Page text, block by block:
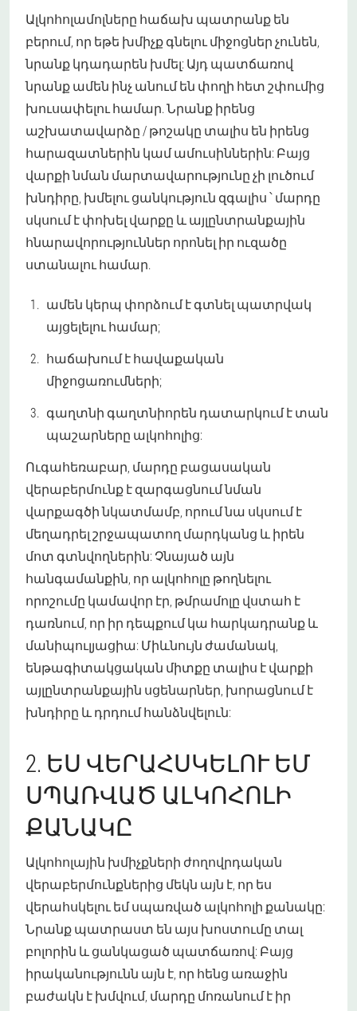
Ալկոհոլամոլները հաճախ պատրանք են
բերում, որ եթե խմիչք գնելու միջոցներ չունեն,
նրանք կդադարեն խմել: Այդ պատճառով
նրանք ամեն ինչ անում են փողի հետ շփումից
խուսափելու համար. Նրանք իրենց
աշխատավարձը / թոշակը տալիս են իրենց
հարազատներին կամ ամուսիններին: Բայց
վարքի նման մարտավարությունը չի լուծում
խնդիրը, խմելու ցանկություն զգալիս ՝ մարդը
սկսում է փոխել վարքը և այլընտրանքային
հնարավորություններ որոնել իր ուզածը
ստանալու համար.
ամեն կերպ փորձում է գտնել պատրվակ
այցելելու համար;
հաճախում է հավաքական
միջոցառումների;
գաղտնի գաղտնիորեն դատարկում է տան
պաշարները ալկոհոլից:
Ուգահեռաբար, մարդը բացասական
վերաբերմունք է զարգացնում նման
վարքագծի նկատմամբ, որում նա սկսում է
մեղադրել շրջապատող մարդկանց և իրեն
մոտ գտնվողներին: Չնայած այն
հանգամանքին, որ ալկոհոլը թողնելու
որոշումը կամավոր էր, թմրամոլը վստահ է
դառնում, որ իր դեպքում կա հարկադրանք և
մանիպուլյացիա: Միևնույն ժամանակ,
ենթագիտակցական միտքը տալիս է վարքի
այլընտրանքային սցենարներ, խորացնում է
խնդիրը և դրդում հանձնվելուն:
2. ԵՍ ՎԵՐԱՀՍԿԵԼՈՒ ԵՄ
ՍՊԱՌՎԱԾ ԱԼԿՈՀՈԼԻ
ՔԱՆԱԿԸ
Ալկոհոլային խմիչքների ժողովրդական
վերաբերմունքներից մեկն այն է, որ ես
վերահսկելու եմ սպառված ալկոհոլի քանակը:
Նրանք պատրաստ են այս խոստումը տալ
բոլորին և ցանկացած պատճառով: Բայց
իրականությունն այն է, որ հենց առաջին
բաժակն է խմվում, մարդը մոռանում է իր